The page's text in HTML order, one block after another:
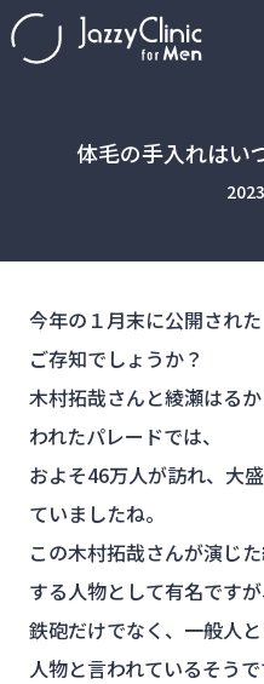
体毛の手入れはい
今年の１月末に公開され
ご存知でしょうか？
木村拓哉さんと綾瀬はる
われたパレードでは、
およそ46万人が訪れ、大
ていましたね。
この木村拓哉さんが演じ
する人物として有名ですが
鉄砲だけでなく、一般人
人物と言われているそうで